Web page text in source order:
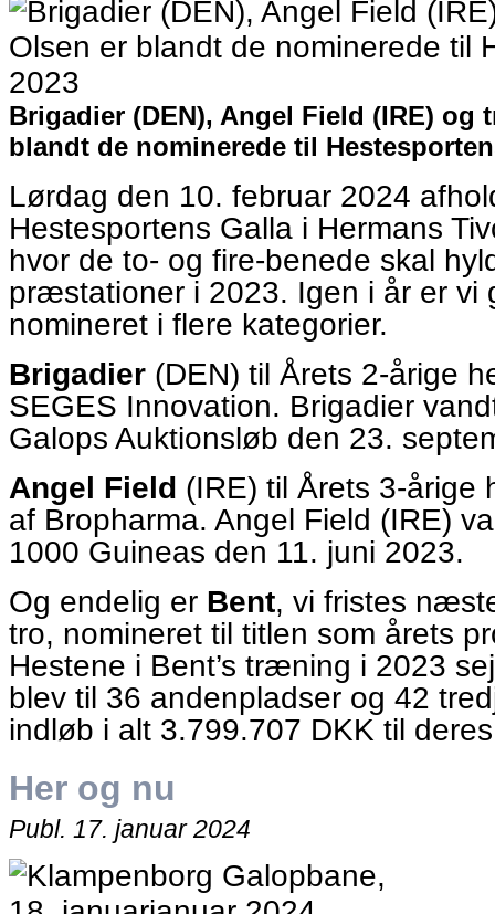
Brigadier (DEN), Angel Field (IRE) og
blandt de nominerede til
Lørdag den 10. februar 2024
Hestesportens Galla i Hermans
hvor de to- og fire-benede skal
præstationer i 2023. Igen i år er vi
nomineret i flere kategorier.
Brigadier (DEN) til Årets 2-årige
SEGES Innovation. Brigadier
Galops Auktionsløb den 23.
Angel Field (IRE) til Årets 3-
af Bropharma. Angel Field (IRE)
1000 Guineas den 11. juni 2023.
Og endelig er Bent, vi fristes
tro, nomineret til titlen som årets
Hestene i Bent’s træning i 2023
blev til 36 andenpladser og 42
indløb i alt 3.799.707 DKK til
Her og nu
Publ. 17. januar 2024